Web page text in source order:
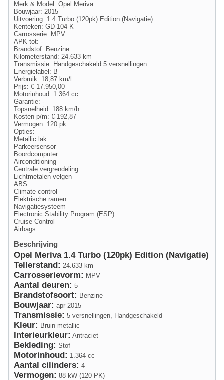
Merk & Model: Opel Meriva
Bouwjaar: 2015
Uitvoering: 1.4 Turbo (120pk) Edition (Navigatie)
Kenteken: GD-104-K
Carrosserie: MPV
APK tot: -
Brandstof: Benzine
Kilometerstand: 24.633 km
Transmissie: Handgeschakeld 5 versnellingen
Energielabel: B
Verbruik: 18,87 km/l
Prijs: € 17.950,00
Motorinhoud: 1.364 cc
Garantie: -
Topsnelheid: 188 km/h
Kosten p/m: € 192,87
Vermogen: 120 pk
Opties:
Metallic lak
Parkeersensor
Boordcomputer
Airconditioning
Centrale vergrendeling
Lichtmetalen velgen
ABS
Climate control
Elektrische ramen
Navigatiesysteem
Electronic Stability Program (ESP)
Cruise Control
Airbags
Beschrijving
Opel Meriva 1.4 Turbo (120pk) Edition (Navigatie)
Tellerstand: 24.633 km
Carrosserievorm: MPV
Aantal deuren: 5
Brandstofsoort: Benzine
Bouwjaar: apr 2015
Transmissie: 5 versnellingen, Handgeschakeld
Kleur: Bruin metallic
Interieurkleur: Antraciet
Bekleding: Stof
Motorinhoud: 1.364 cc
Aantal cilinders: 4
Vermogen: 88 kW (120 PK)